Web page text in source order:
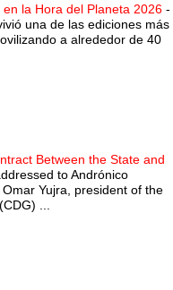
la Hora del Planeta 2026 -
una de las ediciones más
a alrededor de 40
Between the State and
to Andrónico
Yujra, president of the
...